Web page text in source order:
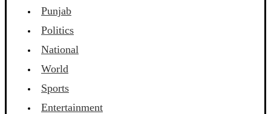
Punjab
Politics
National
World
Sports
Entertainment